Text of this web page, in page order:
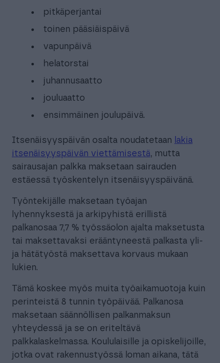
pitkäperjantai
toinen pääsiäispäivä
vapunpäivä
helatorstai
juhannusaatto
jouluaatto
ensimmäinen joulupäivä.
Itsenäisyyspäivän osalta noudatetaan
lakia
itsenäisyyspäivän viettämisestä, mutta
sairausajan palkka maksetaan sairauden
estäessä työskentelyn itsenäisyyspäivänä.
Työntekijälle maksetaan työajan
lyhennyksestä ja arkipyhistä erillistä
palkanosaa 7,7 % työssäolon ajalta maksetusta
tai maksettavaksi erääntyneestä palkasta yli-
ja hätätyöstä maksettava korvaus mukaan
lukien.
Tämä koskee myös muita työaikamuotoja kuin
perinteistä 8 tunnin työpäivää. Palkanosa
maksetaan säännöllisen palkanmaksun
yhteydessä ja se on eriteltävä
palkkalaskelmassa. Koululaisille ja opiskelijoille,
jotka ovat rakennustyössä loman aikana, tätä